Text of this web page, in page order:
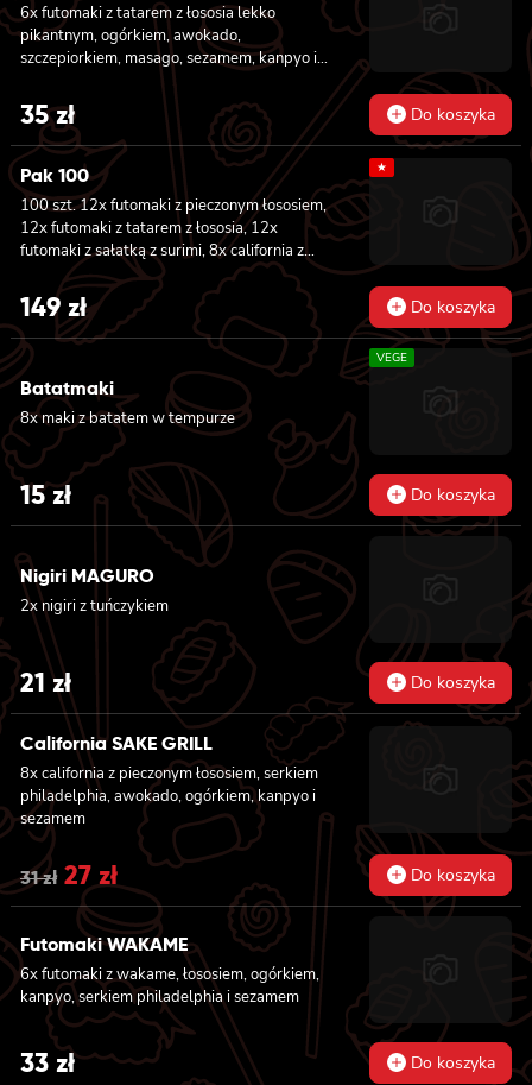
6x futomaki z tatarem z łososia lekko
pikantnym, ogórkiem, awokado,
szczepiorkiem, masago, sezamem, kanpyo i
35zł Do koszyka
Pak 100
100 szt. 12x futomaki z pieczonym łososiem,
12x futomaki z tatarem z łososia, 12x
futomaki z sałatką z surimi, 8x california z
tuńczykiem, 8x california z pieczonym
łososiem, 8x california z krewetką w
tempurze, 8x maki z ogórkiem, 8x maki z
oshinko, 8x maki z surimi, 8x maki z łososiem,
8x maki z kanpyo
★
149 zł Do koszyka
Batatmaki
8x maki z batatem w tempurze
VEGE
15zł Do koszyka
Nigiri MAGURO
2x nigiri z tuńczykiem
21zł Do koszyka
California SAKE GRILL
8x california z pieczonym łososiem, serkiem
philadelphia, awokado, ogórkiem, kanpyo i
sezamem
31zł Original
price
was:
31 zł.
27 zł Current
price
is:
27 zł.
Do koszyka
Futomaki WAKAME
6x futomaki z wakame, łososiem, ogórkiem,
kanpyo, serkiem philadelphia i sezamem
33 zł Do koszyka